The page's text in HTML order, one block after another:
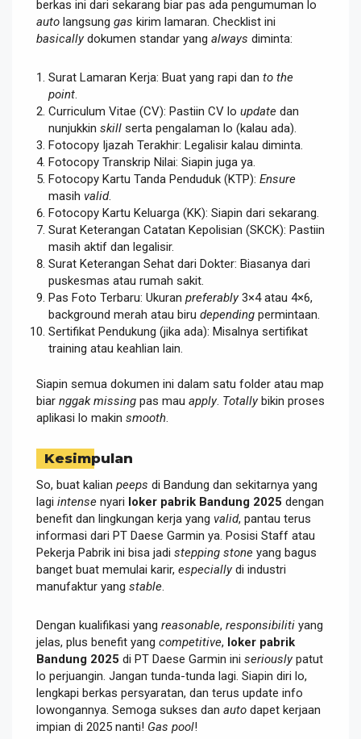
berkas ini dari sekarang biar pas ada pengumuman lo
auto langsung gas kirim lamaran. Checklist ini
basicallydokumen standar yang always diminta:
Surat Lamaran Kerja: Buat yang rapi dan to the
point.
Curriculum Vitae (CV): Pastiin CV lo update dan
nunjukkin skill serta pengalaman lo (kalau ada).
Fotocopy Ijazah Terakhir: Legalisir kalau diminta.
Fotocopy Transkrip Nilai: Siapin juga ya.
Fotocopy Kartu Tanda Penduduk (KTP): Ensure
masih valid.
Fotocopy Kartu Keluarga (KK): Siapin dari sekarang.
Surat Keterangan Catatan Kepolisian (SKCK): Pastiin
masih aktif dan legalisir.
Surat Keterangan Sehat dari Dokter: Biasanya dari
puskesmas atau rumah sakit.
Pas Foto Terbaru: Ukuran preferably3×4 atau 4×6,
background merah atau biru depending permintaan.
Sertifikat Pendukung (jika ada): Misalnya sertifikat
training atau keahlian lain.
Siapin semua dokumen ini dalam satu folder atau map
biar nggak missing pas mau apply. Totallybikin proses
aplikasi lo makin smooth
Kesimpulan
So, buat kalian peeps di Bandung dan sekitarnya yang
lagi intense nyari loker pabrik Bandung 2025 dengan
benefit dan lingkungan kerja yang valid, pantau terus
informasi dari PT Daese Garmin ya. Posisi Staff atau
Pekerja Pabrik ini bisa jadi stepping stone yang bagus
banget buat memulai karir, especiallydi industri
manufaktur yang stable
Dengan kualifikasi yang reasonable, responsibiliti yang
jelas, plus benefit yang competitive, loker pabrik
Bandung 2025 di PT Daese Garmin ini seriouslypatut
lo perjuangin. Jangan tunda-tunda lagi. Siapin diri lo,
lengkapi berkas persyaratan, dan terus update info
lowongannya. Semoga sukses dan auto dapet kerjaan
impian di 2025 nanti! Gas pool!